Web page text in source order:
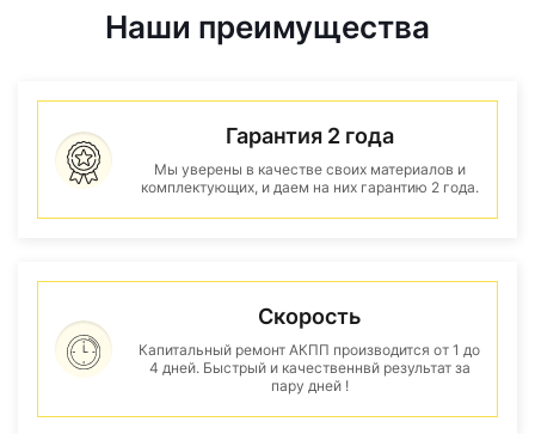
Наши преимущества
Гарантия 2 года
Мы уверены в качестве своих материалов и
комплектующих, и даем на них гарантию 2 года.
Скорость
Капитальный ремонт АКПП производится от 1 до
4 дней. Быстрый и качественнвй результат за
пару дней !